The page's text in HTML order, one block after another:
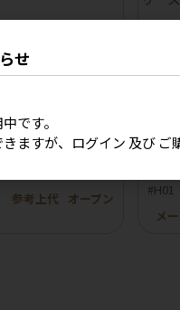
ンフリル韓国風チ
参考上代
オープン
［冷
メ
せ
です。
ますが、ログイン 及び ご